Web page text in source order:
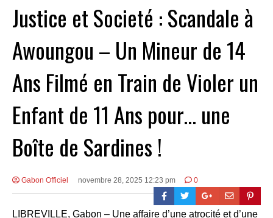
Justice et Societé : Scandale à
Awoungou – Un Mineur de 14
Ans Filmé en Train de Violer un
Enfant de 11 Ans pour… une
Boîte de Sardines !
Gabon Officiel novembre 28, 2025 12:23 pm 0
LIBREVILLE, Gabon – Une affaire d’une atrocité et d’une